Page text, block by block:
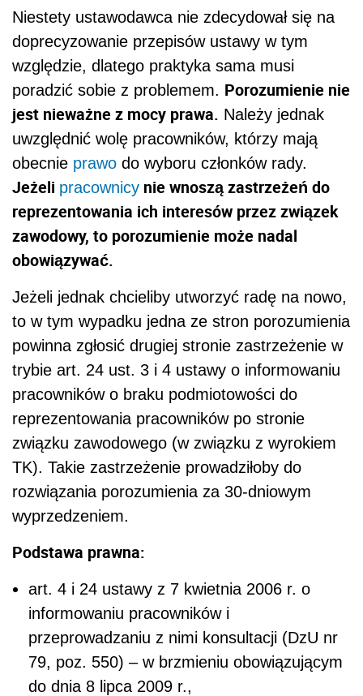
Niestety ustawodawca nie zdecydował się na
doprecyzowanie przepisów ustawy w tym
względzie, dlatego praktyka sama musi
poradzić sobie z problemem. Porozumienie nie
jest nieważne z mocy prawa. Należy jednak
uwzględnić wolę pracowników, którzy mają
obecnie prawo do wyboru członków rady.
Jeżeli pracownicy nie wnoszą zastrzeżeń do
reprezentowania ich interesów przez związek
zawodowy, to porozumienie może nadal
obowiązywać.
Jeżeli jednak chcieliby utworzyć radę na nowo,
to w tym wypadku jedna ze stron porozumienia
powinna zgłosić drugiej stronie zastrzeżenie w
trybie art. 24 ust. 3 i 4 ustawy o informowaniu
pracowników o braku podmiotowości do
reprezentowania pracowników po stronie
związku zawodowego (w związku z wyrokiem
TK). Takie zastrzeżenie prowadziłoby do
rozwiązania porozumienia za 30-dniowym
wyprzedzeniem.
Podstawa prawna:
art. 4 i 24 ustawy z 7 kwietnia 2006 r. o
informowaniu pracowników i
przeprowadzaniu z nimi konsultacji (DzU nr
79, poz. 550) – w brzmieniu obowiązującym
do dnia 8 lipca 2009 r.,